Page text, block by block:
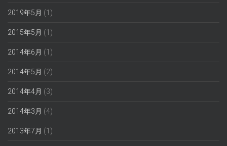
2019年5月 (1)
2015年5月 (1)
2014年6月 (1)
2014年5月 (2)
2014年4月 (3)
2014年3月 (4)
2013年7月 (1)